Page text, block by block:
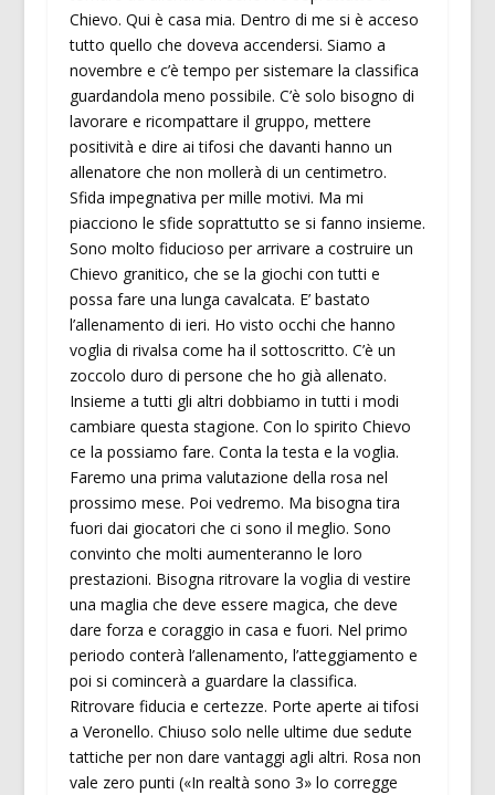
Chievo. Qui è casa mia. Dentro di me si è acceso
tutto quello che doveva accendersi. Siamo a
novembre e c’è tempo per sistemare la classifica
guardandola meno possibile. C’è solo bisogno di
lavorare e ricompattare il gruppo, mettere
positività e dire ai tifosi che davanti hanno un
allenatore che non mollerà di un centimetro.
Sfida impegnativa per mille motivi. Ma mi
piacciono le sfide soprattutto se si fanno insieme.
Sono molto fiducioso per arrivare a costruire un
Chievo granitico, che se la giochi con tutti e
possa fare una lunga cavalcata. E’ bastato
l’allenamento di ieri. Ho visto occhi che hanno
voglia di rivalsa come ha il sottoscritto. C’è un
zoccolo duro di persone che ho già allenato.
Insieme a tutti gli altri dobbiamo in tutti i modi
cambiare questa stagione. Con lo spirito Chievo
ce la possiamo fare. Conta la testa e la voglia.
Faremo una prima valutazione della rosa nel
prossimo mese. Poi vedremo. Ma bisogna tira
fuori dai giocatori che ci sono il meglio. Sono
convinto che molti aumenteranno le loro
prestazioni. Bisogna ritrovare la voglia di vestire
una maglia che deve essere magica, che deve
dare forza e coraggio in casa e fuori. Nel primo
periodo conterà l’allenamento, l’atteggiamento e
poi si comincerà a guardare la classifica.
Ritrovare fiducia e certezze. Porte aperte ai tifosi
a Veronello. Chiuso solo nelle ultime due sedute
tattiche per non dare vantaggi agli altri. Rosa non
vale zero punti («In realtà sono 3» lo corregge